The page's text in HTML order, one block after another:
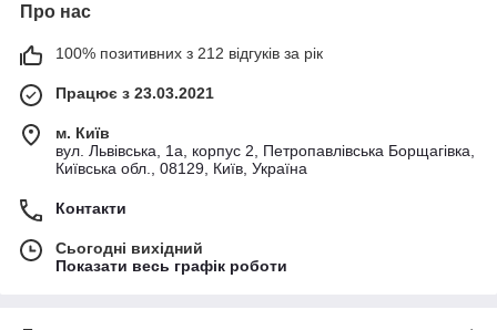
Про нас
100% позитивних з 212 відгуків за рік
Працює з 23.03.2021
м. Київ
вул. Львівська, 1а, корпус 2, Петропавлівська Борщагівка,
Київська обл., 08129, Київ, Україна
Контакти
Сьогодні вихідний
Показати весь графік роботи